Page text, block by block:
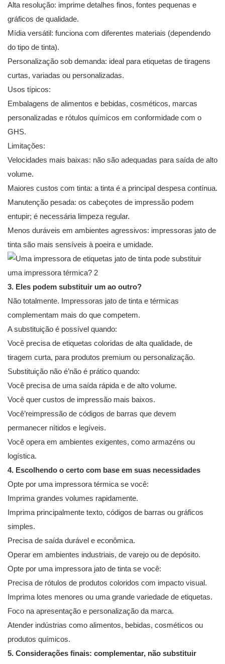
Alta resolução: imprime detalhes finos, fontes pequenas e
gráficos de qualidade.
Mídia versátil: funciona com diferentes materiais (dependendo
do tipo de tinta).
Personalização sob demanda: ideal para etiquetas de tiragens
curtas, variadas ou personalizadas.
Usos típicos:
Embalagens de alimentos e bebidas, cosméticos, marcas
personalizadas e rótulos químicos em conformidade com o
GHS.
Limitações:
Velocidades mais baixas: não são adequadas para saída de alto
volume.
Maiores custos com tinta: a tinta é a principal despesa contínua.
Manutenção pesada: os cabeçotes de impressão podem
entupir; é necessária limpeza regular.
Menos duráveis em ambientes agressivos: impressoras jato de
tinta são mais sensíveis à poeira e umidade.
3. Eles podem substituir um ao outro?
Não totalmente. Impressoras jato de tinta e térmicas
complementam mais do que competem.
A substituição é possível quando:
Você precisa de etiquetas coloridas de alta qualidade, de
tiragem curta, para produtos premium ou personalização.
Substituição não é’não é prático quando:
Você precisa de uma saída rápida e de alto volume.
Você quer custos de impressão mais baixos.
Você’reimpressão de códigos de barras que devem
permanecer nítidos e legíveis.
Você opera em ambientes exigentes, como armazéns ou
logística.
4. Escolhendo o certo com base em suas necessidades
Opte por uma impressora térmica se você:
Imprima grandes volumes rapidamente.
Imprima principalmente texto, códigos de barras ou gráficos
simples.
Precisa de saída durável e econômica.
Operar em ambientes industriais, de varejo ou de depósito.
Opte por uma impressora jato de tinta se você:
Precisa de rótulos de produtos coloridos com impacto visual.
Imprima lotes menores ou uma grande variedade de etiquetas.
Foco na apresentação e personalização da marca.
Atender indústrias como alimentos, bebidas, cosméticos ou
produtos químicos.
5. Considerações finais: complementar, não substituir